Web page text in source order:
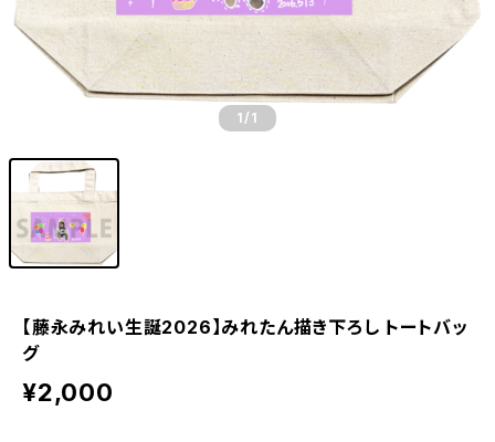
1 /1
【藤永みれい生誕2026】みれたん描き下ろし トートバッ
グ
¥2,000